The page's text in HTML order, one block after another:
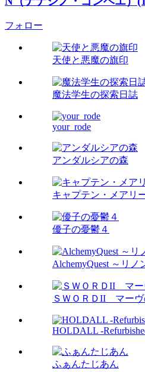
フォロー
天使と悪魔の旗印
魔法学生の探索日誌
your_rode
アンダルシアの森
キャプテン・メアリ
優子の憂鬱４
AlchemyQuest ～リノ
ＳＷＯＲＤII マーヴ
HOLDALL -
ふぁんたじあん